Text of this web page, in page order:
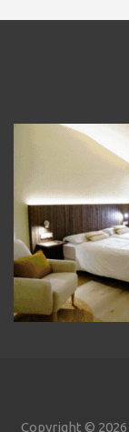
Copyright © 2026